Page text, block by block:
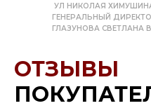
УЛ НИКОЛАЯ ХИМУШИНА,
ГЕНЕРАЛЬНЫЙ
ГЛАЗУНОВА СВЕТЛАНА
ОТЗЫВЫ